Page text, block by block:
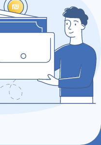
כתובת דוא״ל
נושא הפנייה